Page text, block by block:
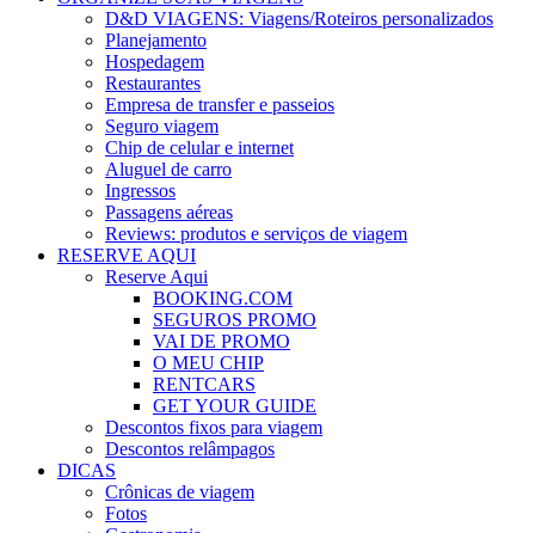
D&D VIAGENS: Viagens/Roteiros personalizados
Planejamento
Hospedagem
Restaurantes
Empresa de transfer e passeios
Seguro viagem
Chip de celular e internet
Aluguel de carro
Ingressos
Passagens aéreas
Reviews: produtos e serviços de viagem
RESERVE AQUI
Reserve Aqui
BOOKING.COM
SEGUROS PROMO
VAI DE PROMO
O MEU CHIP
RENTCARS
GET YOUR GUIDE
Descontos fixos para viagem
Descontos relâmpagos
DICAS
Crônicas de viagem
Fotos